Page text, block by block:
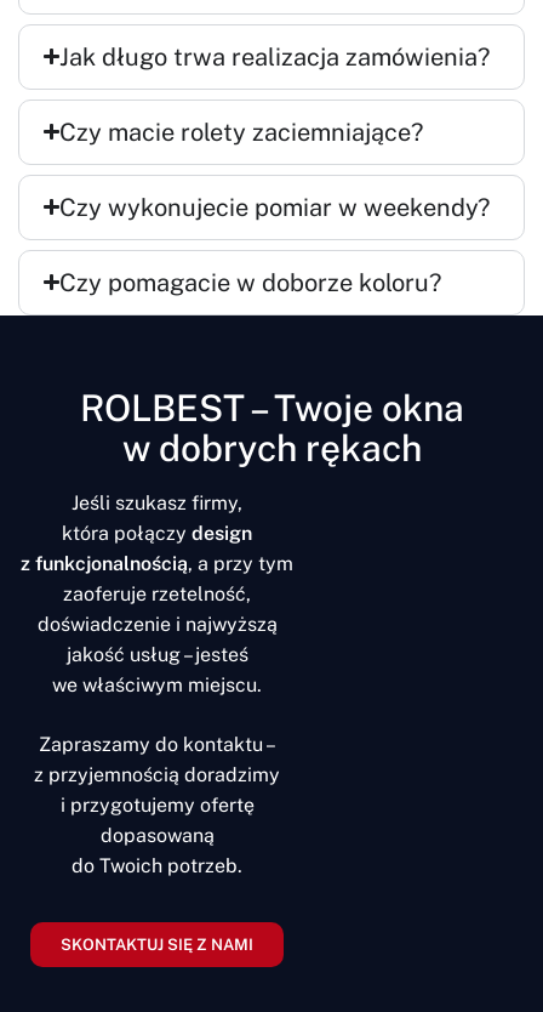
Jak długo trwa realizacja zamówienia?
Czy macie rolety zaciemniające?
Czy wykonujecie pomiar w weekendy?
Czy pomagacie w doborze koloru?
ROLBEST – Twoje okna
w dobrych rękach
Jeśli szukasz firmy,
która połączydesign
z funkcjonalnością, a przy tym
zaoferuje rzetelność,
doświadczenie i najwyższą
jakość usług – jesteś
we właściwym miejscu.
Zapraszamy do kontaktu –
z przyjemnością doradzimy
i przygotujemy ofertę
dopasowaną
do Twoich potrzeb.
SKONTAKTUJ SIĘ Z NAMI